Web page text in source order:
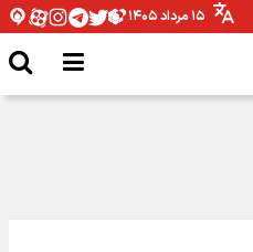
۱۵ مرداد ۱۴۰۵